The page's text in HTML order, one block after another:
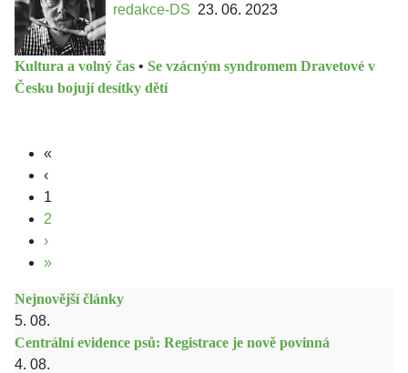
redakce-DS 23. 06. 2023
Kultura a volný čas • Se vzácným syndromem Dravetové v
Česku bojují desítky dětí
«
‹
1
2
›
»
Nejnovější články
5. 08.
Centrální evidence psů: Registrace je nově povinná
4. 08.